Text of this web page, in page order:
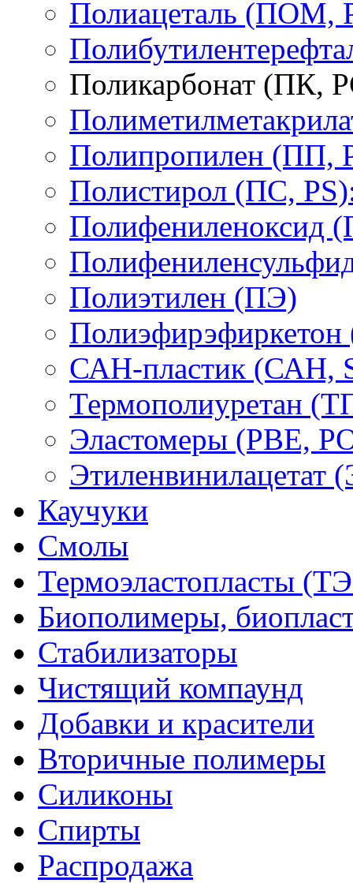
Полиацеталь (ПОМ,
Поликарбонат (ПК,
Полипропилен (ПП,
Полистирол (ПС,
Полифениленоксид
Полиэтилен (ПЭ)
САН-пластик (САН,
Термополиуретан
Эластомеры (PBE,
Этиленвинилацетат
Каучуки
Смолы
Термоэластопласты
Биополимеры,
Стабилизаторы
Чистящий компаунд
Добавки и красители
Вторичные полимеры
Силиконы
Спирты
Распродажа